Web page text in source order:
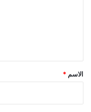
*
الاسم *